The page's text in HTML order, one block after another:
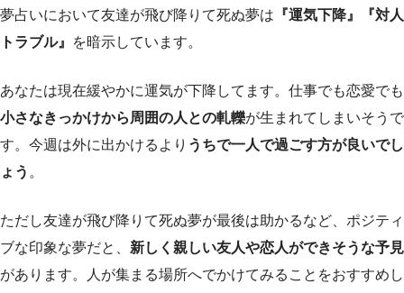
夢占いにおいて友達が飛び降りて死ぬ夢は 『運気下降』『対人
トラブル』
を暗示しています。
あなたは現在緩やかに運気が下降してます。仕事でも恋愛でも
小さなきっかけから周囲の人との軋轢が生まれてしまいそうで
す。今週は外に出かけるより うちで一人で過ごす方が良いでし
ょう 。
ただし友達が飛び降りて死ぬ夢が最後は助かるなど、ポジティ
ブな印象な夢だと、 新しく親しい友人や恋人ができそうな予見
があります。人が集まる場所へでかけてみることをおすすめし